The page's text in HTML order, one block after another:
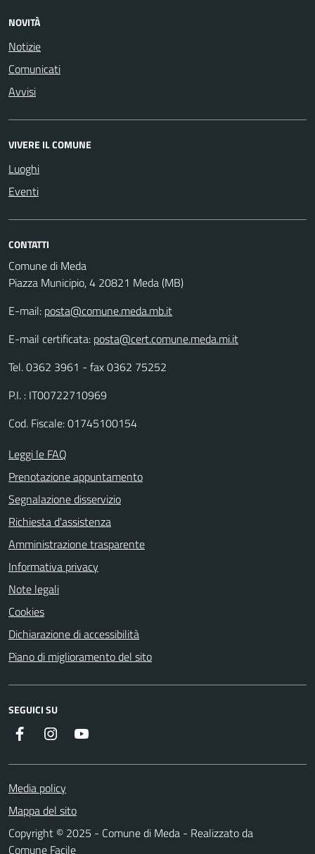
NOVITÀ
Notizie
Comunicati
Avvisi
VIVERE IL COMUNE
Luoghi
Eventi
CONTATTI
Comune di Meda
Piazza Municipio, 4 20821 Meda (MB)
E-mail: posta@comune.meda.mb.it
E-mail certificata: posta@cert.comune.meda.mi.it
Tel. 0362 3961 - fax 0362 75252
P.I. : IT00722710969
Cod. Fiscale: 01745100154
Leggi le FAQ
Prenotazione appuntamento
Segnalazione disservizio
Richiesta d'assistenza
Amministrazione trasparente
Informativa privacy
Note legali
Cookies
Dichiarazione di accessibilità
Piano di miglioramento del sito
SEGUICI SU
InstagramYouTube
Media policy
Mappa del sito
Copyright © 2025 - Comune di Meda - Realizzato da
Comune Facile